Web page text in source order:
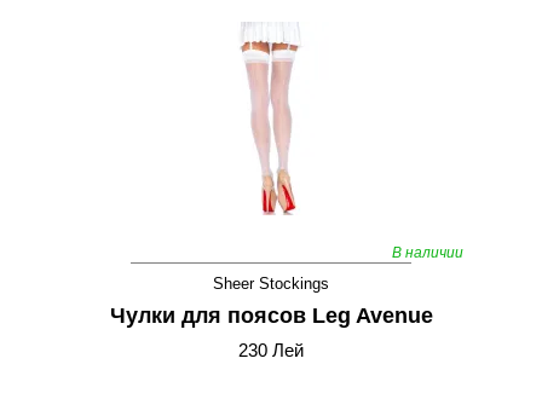
В наличии
Sheer Stockings
Чулки для поясов Leg Avenue
230 Лей